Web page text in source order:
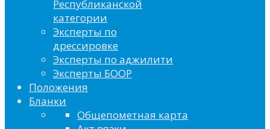
Республиканской
категории
Эксперты по
дрессировке
Эксперты по аджилити
Эксперты БООР
Положения
Бланки
Общепометная карта